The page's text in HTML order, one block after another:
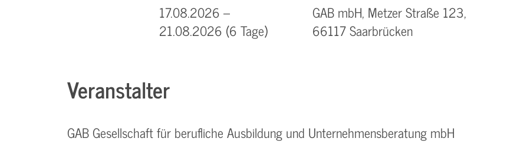
17.08.2026 –
21.08.2026 (6 Tage)
GAB mbH, Metzer Straße 123,
66117 Saarbrücken
Veranstalter
GAB Gesellschaft für berufliche Ausbildung und Unternehmensberatung mbH